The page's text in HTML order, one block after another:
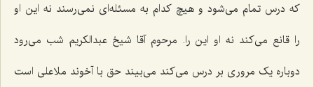
که درس تمام می‌شود و هیچ کدام به مسئله‌ای نمی‌رسند نه این او
را قانع می‌کند نه او این را. مرحوم آقا شیخ عبدالکریم شب می‌رود
دوباره یک مروری بر درس می‌کند می‌بیند حق با آخوند ملاعلی است